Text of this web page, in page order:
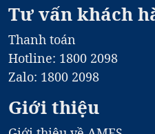
Tư vấn khách
Thanh toán
Hotline: 1800 2098
Zalo: 1800 2098
Giới thiệu